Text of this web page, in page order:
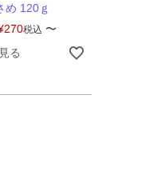
め 120ｇ
270税込 〜
る